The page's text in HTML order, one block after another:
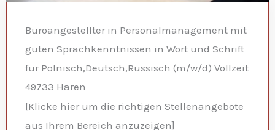
Büroangestellter in Personalmanagement mit
guten Sprachkenntnissen in Wort und Schrift
für Polnisch,Deutsch,Russisch (m/w/d) Vollzeit
49733 Haren
[Klicke hier um die richtigen Stellenangebote
aus Ihrem Bereich anzuzeigen]